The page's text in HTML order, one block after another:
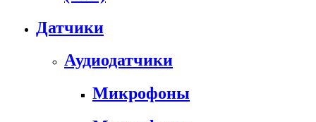
Датчики
Аудиодатчики
Микрофоны